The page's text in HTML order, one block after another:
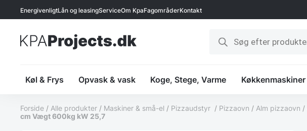
EnergivenligtLån og leasingServiceOm KpaFagområderKontakt
search
Køl & Frys Opvask & vask Koge, Stege, Varme Køkkenmaskiner
Forside / Alle produkter / Maskiner & små-el / Pizzaudstyr / Pizzaovn / Alm pizzaovn /
cm Vægt 600kg kW 25,7